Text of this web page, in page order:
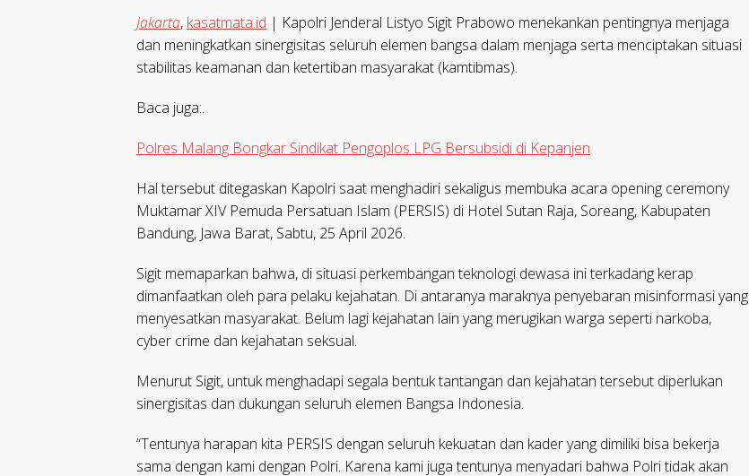
Jakarta, kasatmata.id | Kapolri Jenderal Listyo Sigit Prabowo menekankan pentingnya menjaga
dan meningkatkan sinergisitas seluruh elemen bangsa dalam menjaga serta menciptakan situasi
stabilitas keamanan dan ketertiban masyarakat (kamtibmas).
Baca juga:.
Polres Malang Bongkar Sindikat Pengoplos LPG Bersubsidi di Kepanjen
Hal tersebut ditegaskan Kapolri saat menghadiri sekaligus membuka acara opening ceremony
Muktamar XIV Pemuda Persatuan Islam (PERSIS) di Hotel Sutan Raja, Soreang, Kabupaten
Bandung, Jawa Barat, Sabtu, 25 April 2026.
Sigit memaparkan bahwa, di situasi perkembangan teknologi dewasa ini terkadang kerap
dimanfaatkan oleh para pelaku kejahatan. Di antaranya maraknya penyebaran misinformasi yang
menyesatkan masyarakat. Belum lagi kejahatan lain yang merugikan warga seperti narkoba,
cyber crime dan kejahatan seksual.
Menurut Sigit, untuk menghadapi segala bentuk tantangan dan kejahatan tersebut diperlukan
sinergisitas dan dukungan seluruh elemen Bangsa Indonesia.
“Tentunya harapan kita PERSIS dengan seluruh kekuatan dan kader yang dimiliki bisa bekerja
sama dengan kami dengan Polri. Karena kami juga tentunya menyadari bahwa Polri tidak akan